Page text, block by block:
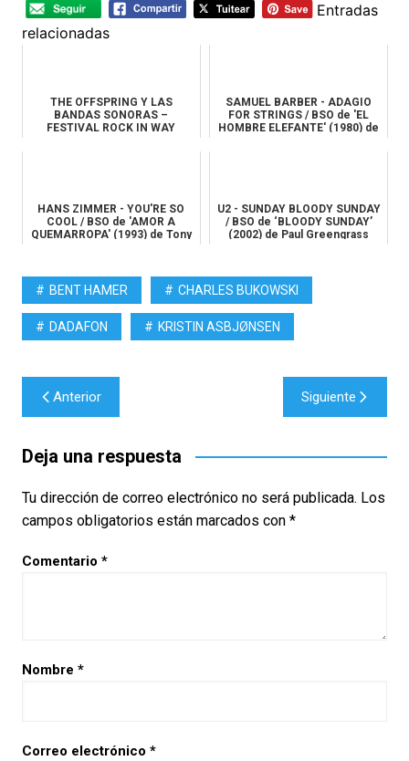
Entradas
relacionadas
THE OFFSPRING Y LAS
BANDAS SONORAS –
FESTIVAL ROCK IN WAY
SAMUEL BARBER - ADAGIO
FOR STRINGS / BSO de 'EL
HOMBRE ELEFANTE' (1980) de
HANS ZIMMER - YOU'RE SO
COOL / BSO de 'AMOR A
QUEMARROPA' (1993) de Tony
U2 - SUNDAY BLOODY SUNDAY
/ BSO de ‘BLOODY SUNDAY’
(2002) de Paul Greengrass
BENT HAMER CHARLES BUKOWSKI
DADAFON KRISTIN ASBJØNSEN
Navegación
de
entradas
Anterior Siguiente
Deja una respuesta
Tu dirección de correo electrónico no será publicada. Los
campos obligatorios están marcados con *
Comentario *
Nombre *
Correo electrónico *